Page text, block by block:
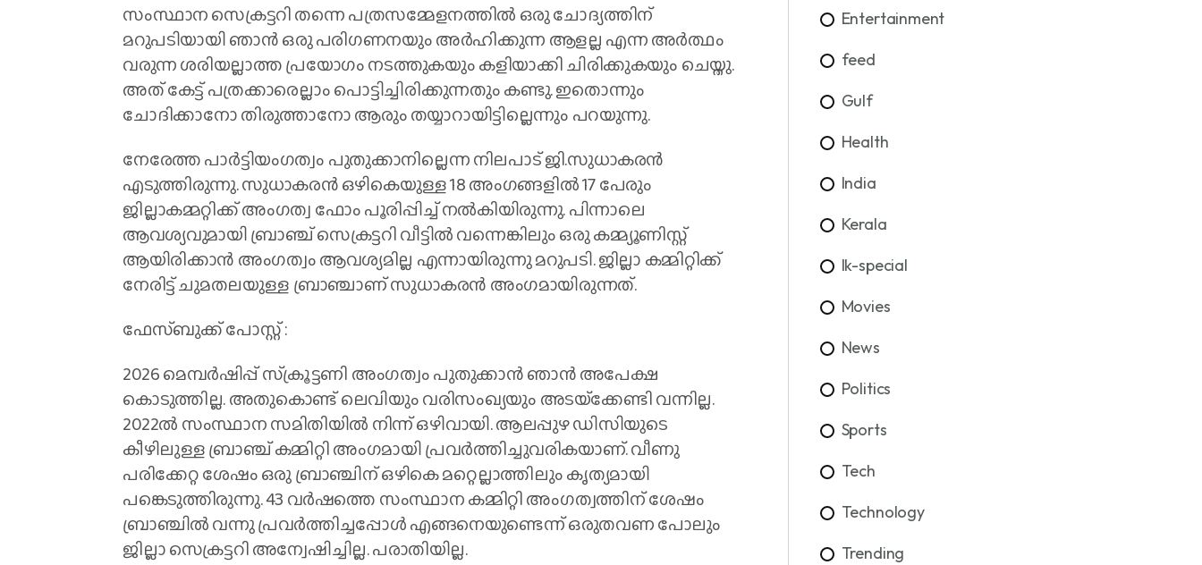
സംസ്ഥാന സെക്രട്ടറി തന്നെ പത്രസമ്മേളനത്തില്‍ ഒരു ചോദ്യത്തിന്
മറുപടിയായി ഞാന്‍ ഒരു പരിഗണനയും അര്‍ഹിക്കുന്ന ആളല്ല എന്ന അര്‍ത്ഥം
വരുന്ന ശരിയല്ലാത്ത പ്രയോഗം നടത്തുകയും കളിയാക്കി ചിരിക്കുകയും ചെയ്തു.
അത് കേട്ട് പത്രക്കാരെല്ലാം പൊട്ടിച്ചിരിക്കുന്നതും കണ്ടു. ഇതൊന്നും
ചോദിക്കാനോ തിരുത്താനോ ആരും തയ്യാറായിട്ടില്ലെന്നും പറയുന്നു.
നേരേത്ത പാര്‍ട്ടിയംഗത്വം പുതുക്കാനില്ലെന്ന നിലപാട് ജി.സുധാകരന്‍
എടുത്തിരുന്നു. സുധാകരന്‍ ഒഴികെയുള്ള 18 അംഗങ്ങളില്‍ 17 പേരും
ജില്ലാകമ്മറ്റിക്ക് അംഗത്വ ഫോം പൂരിപ്പിച്ച് നല്‍കിയിരുന്നു. പിന്നാലെ
ആവശ്യവുമായി ബ്രാഞ്ച് സെക്രട്ടറി വീട്ടില്‍ വന്നെങ്കിലും ഒരു കമ്മ്യൂണിസ്റ്റ്
ആയിരിക്കാന്‍ അംഗത്വം ആവശ്യമില്ല എന്നായിരുന്നു മറുപടി. ജില്ലാ കമ്മിറ്റിക്ക്
നേരിട്ട് ചുമതലയുള്ള ബ്രാഞ്ചാണ് സുധാകരന്‍ അംഗമായിരുന്നത്.
ഫേസ്ബുക്ക് പോസ്റ്റ് :
2026 മെമ്പര്‍ഷിപ്പ് സ്‌ക്രൂട്ടണി അംഗത്വം പുതുക്കാന്‍ ഞാന്‍ അപേക്ഷ
കൊടുത്തില്ല. അതുകൊണ്ട് ലെവിയും വരിസംഖ്യയും അടയ്‌ക്കേണ്ടി വന്നില്ല.
2022ല്‍ സംസ്ഥാന സമിതിയില്‍ നിന്ന് ഒഴിവായി. ആലപ്പുഴ ഡിസിയുടെ
കീഴിലുള്ള ബ്രാഞ്ച് കമ്മിറ്റി അംഗമായി പ്രവര്‍ത്തിച്ചുവരികയാണ്. വീണു
പരിക്കേറ്റ ശേഷം ഒരു ബ്രാഞ്ചിന് ഒഴികെ മറ്റെല്ലാത്തിലും കൃത്യമായി
പങ്കെടുത്തിരുന്നു. 43 വര്‍ഷത്തെ സംസ്ഥാന കമ്മിറ്റി അംഗത്വത്തിന് ശേഷം
ബ്രാഞ്ചില്‍ വന്നു പ്രവര്‍ത്തിച്ചപ്പോള്‍ എങ്ങനെയുണ്ടെന്ന് ഒരുതവണ പോലും
ജില്ലാ സെക്രട്ടറി അന്വേഷിച്ചില്ല. പരാതിയില്ല.
Entertainment
feed
Gulf
Health
India
Kerala
lk-special
Movies
News
Politics
Sports
Tech
Technology
Trending